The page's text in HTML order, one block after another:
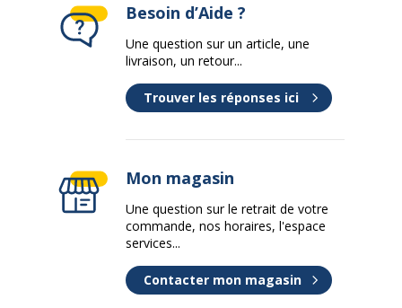
Besoin d’Aide ?
Une question sur un article, une
livraison, un retour...
Trouver les réponses ici
Mon magasin
Une question sur le retrait de votre
commande, nos horaires, l'espace
services...
Contacter mon magasin